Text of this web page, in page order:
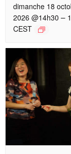
dimanche 18
2026 @14h30 –
CEST